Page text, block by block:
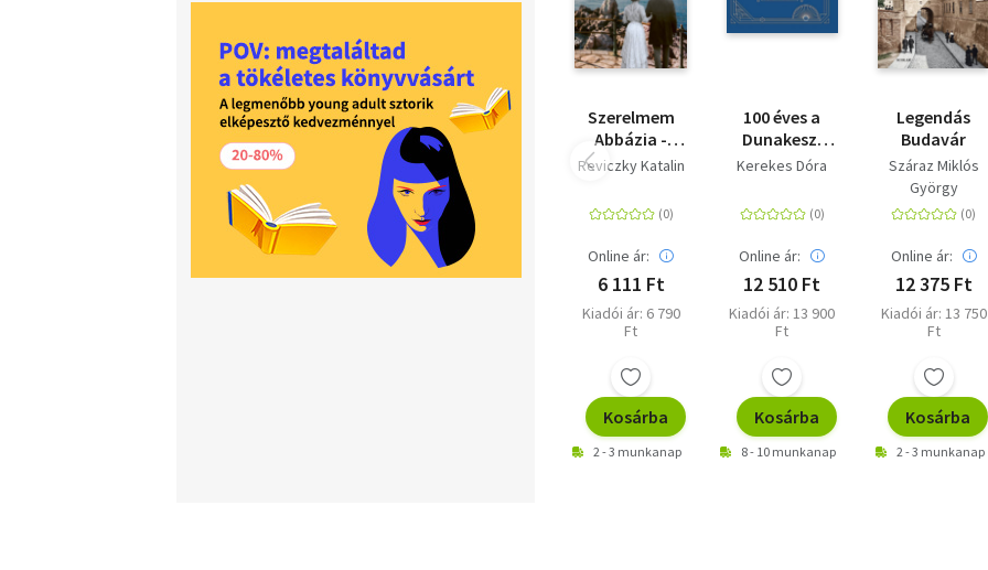
Szerelmem
Abbázia -
"Tengerre,
Reviczky Katalin
Online ár:
6 111 Ft
Kiadói ár: 6 790
Ft
Kosárba
2 - 3 munkanap
100 éves a
Dunakeszi
Járműjavító -
járműjavítás
és -gyártás
fellegvára
Kerekes Dóra
Online ár:
12 510 Ft
Kiadói ár: 13 900
Ft
Kosárba
8 - 10 munkanap
Legendás
Budavár
Száraz Miklós
György
Online ár:
12 375 Ft
Kiadói ár: 13 750
Ft
Kosárba
2 - 3 munkanap